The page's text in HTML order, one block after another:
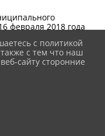
февраля 2018 года
Юных Ленинцев,
с политикой
с тем что наш
сайту сторонние